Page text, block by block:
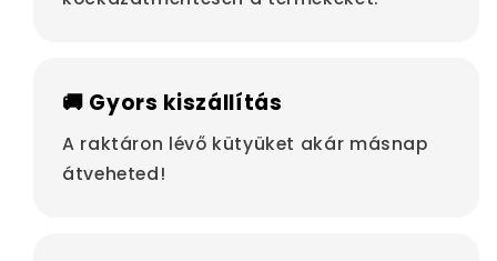
🚚 Gyors kiszállítás
A raktáron lévő kütyüket akár másnap
átveheted!